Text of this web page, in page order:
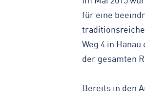
für eine
Weg 4 in
der gesamten
Bereits in den